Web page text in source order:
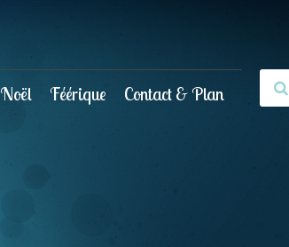
Noël Féérique Contact & Plan